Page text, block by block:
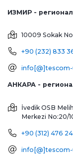
10009 Sokak
+90 (232) 833
АНКАРА -
İvedik OSB
Merkezi No:20/
+90 (312) 476